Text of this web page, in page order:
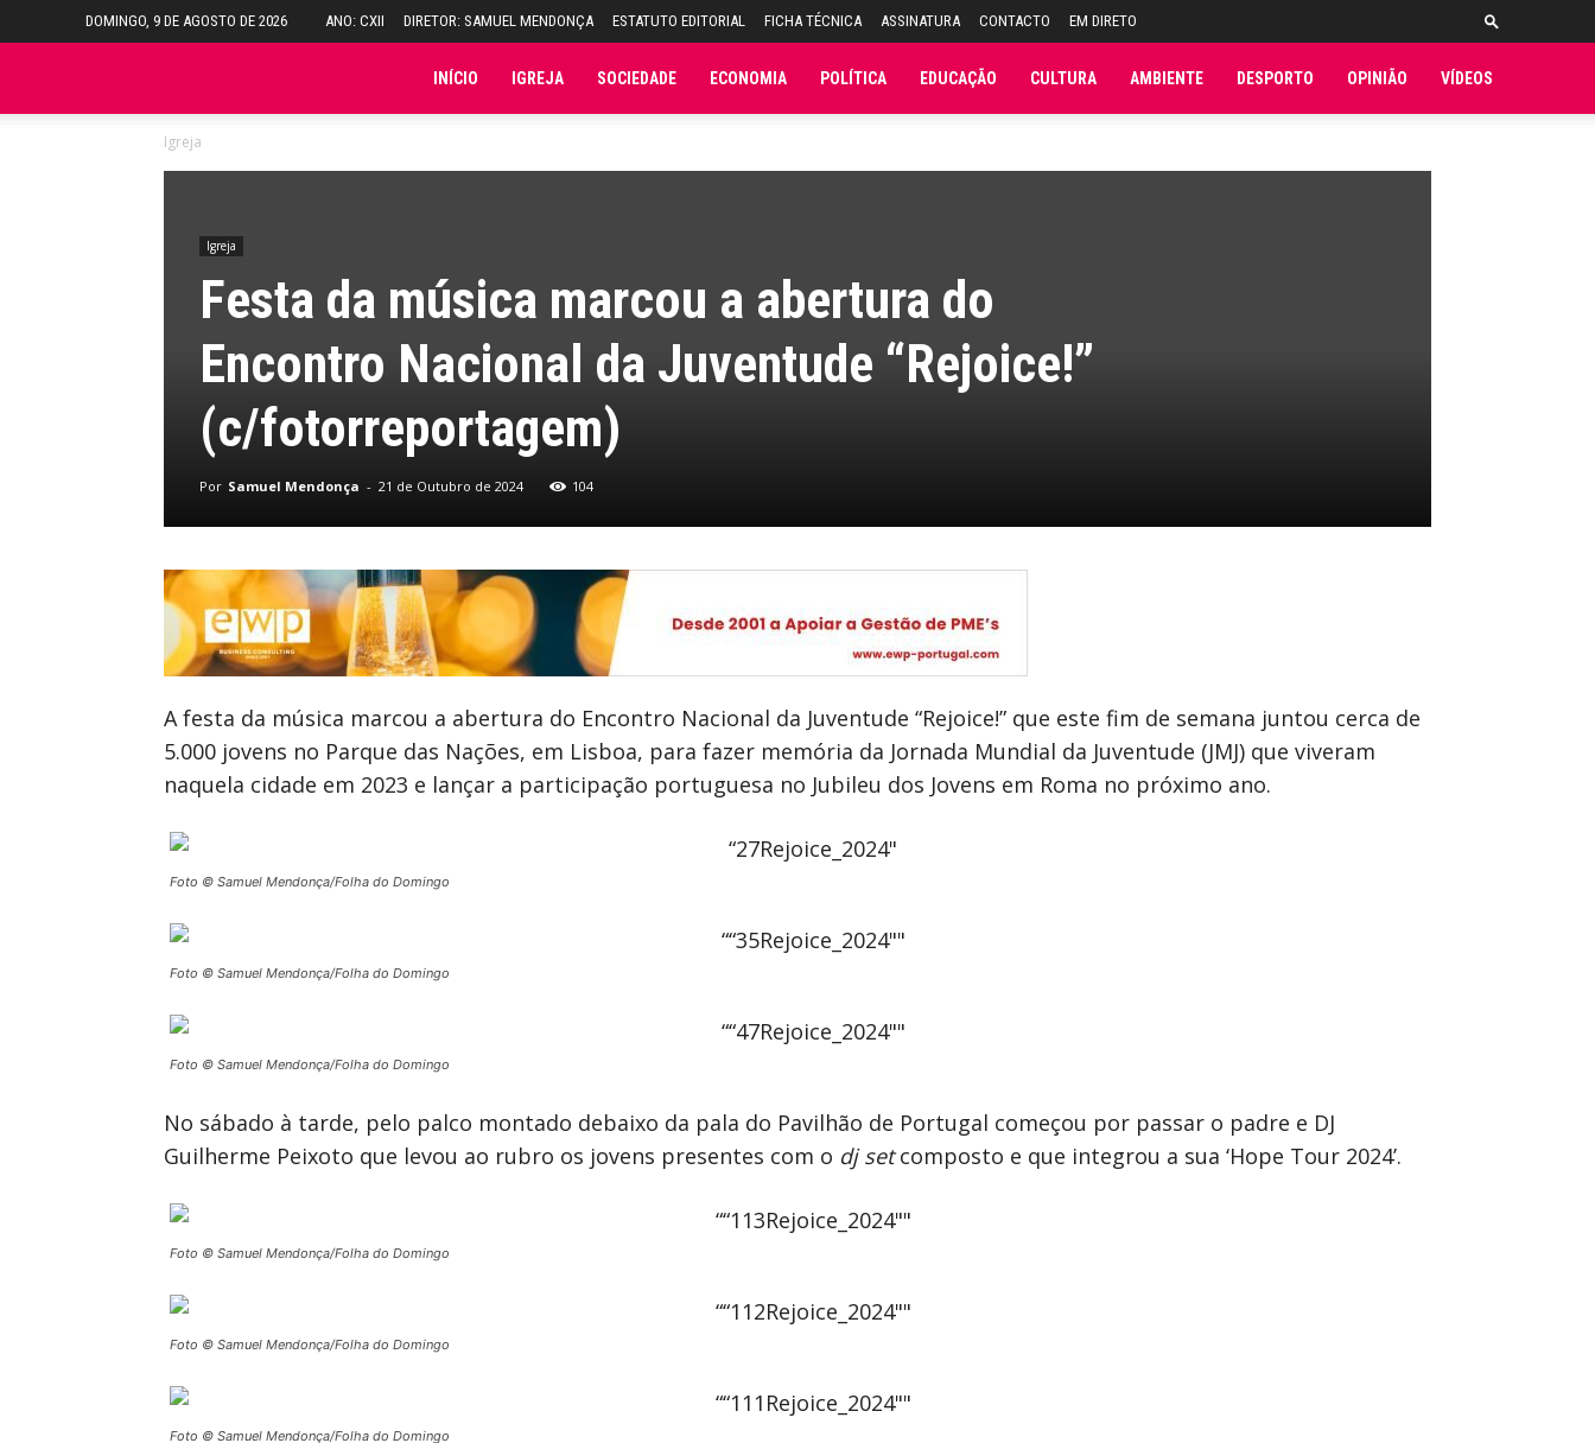
DOMINGO, 9 DE AGOSTO DE 2026 ANO: CXII DIRETOR: SAMUEL MENDONÇA ESTATUTO EDITORIAL FICHA TÉCNICA ASSINATURA CONTACTO EM DIRETO
INÍCIO IGREJA SOCIEDADE ECONOMIA POLÍTICA EDUCAÇÃO CULTURA AMBIENTE DESPORTO OPINIÃO VÍDEOS
Igreja
Igreja
Festa da música marcou a abertura do
Encontro Nacional da Juventude “Rejoice!”
(c/fotorreportagem)
Por Samuel Mendonça - 21 de Outubro de 2024 104
A festa da música marcou a abertura do Encontro Nacional da Juventude “Rejoice!” que este fim de semana juntou cerca de
5.000 jovens no Parque das Nações, em Lisboa, para fazer memória da Jornada Mundial da Juventude (JMJ) que viveram
naquela cidade em 2023 e lançar a participação portuguesa no Jubileu dos Jovens em Roma no próximo ano.
Foto © Samuel Mendonça/Folha do Domingo
Foto © Samuel Mendonça/Folha do Domingo
Foto © Samuel Mendonça/Folha do Domingo
No sábado à tarde, pelo palco montado debaixo da pala do Pavilhão de Portugal começou por passar o padre e DJ
Guilherme Peixoto que levou ao rubro os jovens presentes com o dj setcomposto e que integrou a sua ‘Hope Tour 2024’.
Foto © Samuel Mendonça/Folha do Domingo
Foto © Samuel Mendonça/Folha do Domingo
Foto © Samuel Mendonça/Folha do Domingo